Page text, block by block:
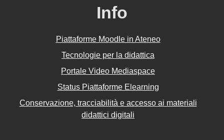
Info
Piattaforme Moodle in Ateneo
Tecnologie per la didattica
Portale Video Mediaspace
Status Piattaforme Elearning
Conservazione, tracciabilità e accesso ai materiali
didattici digitali